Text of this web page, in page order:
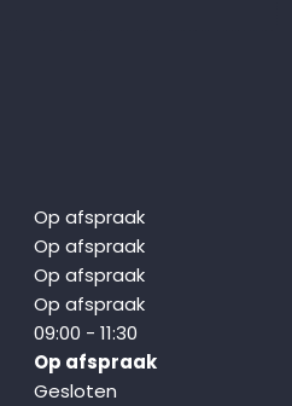
Op afspraak
Op afspraak
Op afspraak
Op afspraak
09:00 - 11:30
Op afspraak
Gesloten